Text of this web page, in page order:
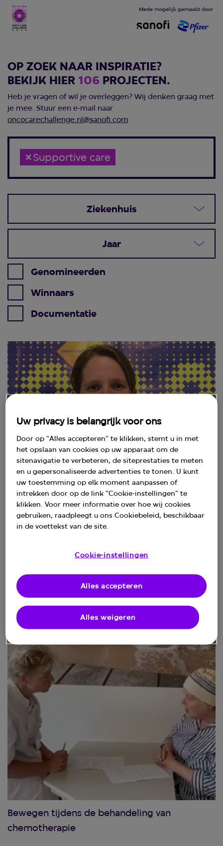
Mede mogelijk gemaakt door
OP ZOEK NAAR INSPIRATIE?
BEKIJK HIER 106 PROJECTEN.
Heb je vragen of wil je overleggen? Wij denken graag met
je mee. Stuur een e-mail naar
oncocarechallenge.nl@sanofi.com
×Supportive care
Ziekenhuis
Jaar
Genomineerden
Winnaars
Documentatie
Angst aanpakken is niet eng
Bewegen tijdens de behandeling van
chemotherapie
Uw privacy is belangrijk voor ons
Door op "Alles accepteren" te klikken, stemt u in met
het opslaan van cookies op uw apparaat om de
sitenavigatie te verbeteren, de siteprestaties te meten
en u gepersonaliseerde advertenties te tonen. U kunt
uw toestemming op elk moment aanpassen of
intrekken door op de link "Cookie-instellingen" te
klikken. Voor meer informatie over hoe wij cookies
gebruiken, raadpleegt u ons Cookiebeleid, beschikbaar
in de voettekst van de site.
Cookie-instellingen
Alles weigeren
Alles accepteren